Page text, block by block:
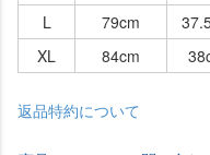
L
79cm
XL
84cm
返品特約について